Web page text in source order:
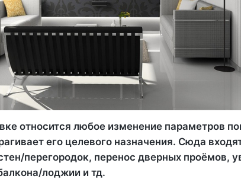
относится любое изменение параметров
его целевого назначения. Сюда
перегородок, перенос дверных проёмов,
лоджии и тд.